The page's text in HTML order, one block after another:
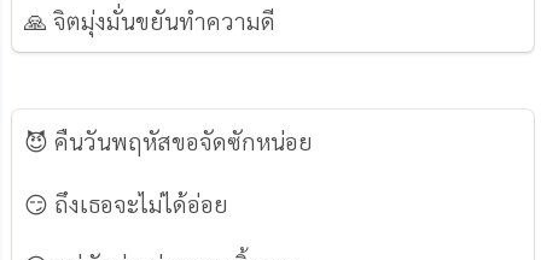
🙏 จิตมุ่งมั่นขยันทำความดี
😈 คืนวันพฤหัสขอจัดซักหน่อย
😏 ถึงเธอจะไม่ได้อ่อย